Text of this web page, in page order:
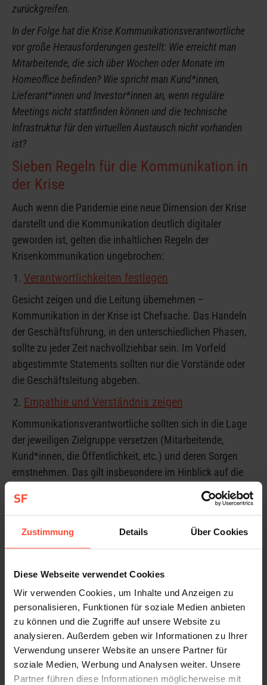
Zustimmung Details Über Cookies
Diese Webseite verwendet Cookies
Wir verwenden Cookies, um Inhalte und Anzeigen zu
personalisieren, Funktionen für soziale Medien anbieten
zu können und die Zugriffe auf unsere Website zu
analysieren. Außerdem geben wir Informationen zu Ihrer
Verwendung unserer Website an unsere Partner für
soziale Medien, Werbung und Analysen weiter. Unsere
Partner führen diese Informationen möglicherweise mit
zurückgreifen.
In der Folge hat die Krise Kommunikationsverantwortliche
vor große Herausforderungen gestellt: Wie erreicht man
Mitarbeitende, die sich über Wochen oder Monate im
Homeoffice befinden? Wie spricht man Kund*innen,
Lieferant*innen und Investor*innen an, wenn reguläre
Meetings nicht stattfinden können und die technische
Infrastruktur für den virtuellen Austausch nicht vorhanden
ist?
Sieben Regeln für die Kommunikation in
der Krise
Auch wenn die Pandemie eine neue Dimension der Krise
darstellt und die Kommunikation deutlich digitaler
geworden ist, gelten die inhaltlichen Regeln der
Krisenkommunikation ungebrochen:
Verantwortlichkeiten festlegen
Gesicht zeigen und die Leitung übernehmen –
Kommunikation in der Krise ist Chefsache. Das Handeln
der Geschäftsführung, in den unterschiedlichen Phasen,
sollte zu jeder Zeit nachvollziehbar sein. Im Vorfeld
abgestimmte Statements sollten nur die Vorstände oder
die Geschäftsleitung abgeben.
Empathie und Verständnis zeigen
Kommunikationsverantwortliche sollten sich in die Lage
der jeweiligen Zielgruppe versetzen (Mitarbeitende,
Kund*innen, die Öffentlichkeit, etc.) und deren Sorgen
ernstnehmen. Das gilt insbesondere im Hinblick auf die
Mitarbeitenden des eigenen Unternehmens. Das
Aufkommen von Unsicherheiten oder gar Ängsten gilt es
grundsätzlich vermieden und anstelle dessen ein
positives Wording verwendet werden.
Klarheit und Verständlichkeit
Kommunizierte Inhalte sollten stets verständlich
aufbereitet werden: Eine sachliche, transparente und
offene Kommunikation in Form von z.B. Tipps und
Hilfestellungen haben sich bewährt. Es empfiehlt sich
darüber hinaus lieber kürzer und häufiger kommunizieren
und sich nicht zu lange mit Abstimmungen aufzuhalten.